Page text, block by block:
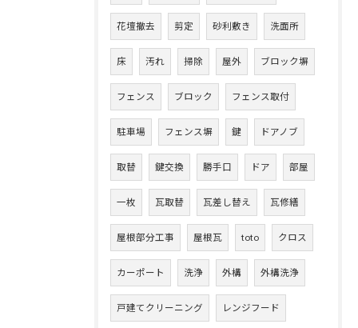
花壇撤去 剪定 砂利敷き 洗面所
床 汚れ 掃除 屋外 ブロック塀
フェンス ブロック フェンス取付
駐車場 フェンス塀 鍵 ドアノブ
取替 鍵交換 勝手口 ドア 部屋
一枚 瓦取替 瓦差し替え 瓦修繕
屋根部分工事 屋根瓦 toto クロス
カーポート 洗浄 外構 外構洗浄
戸建てクリーニング レンジフード